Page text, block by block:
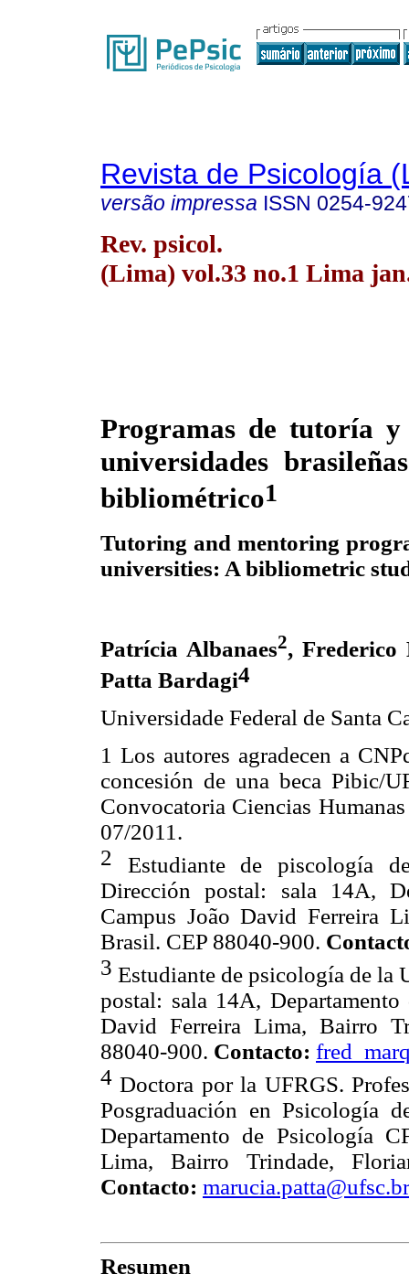
Revista de Psicología
versão impressa ISSN 0254-
Rev. psicol.
(Lima) vol.33 no.1 Lima
Programas de tutoría
universidades
bibliométrico1
Tutoring and mentoring
universities: A bibliometric
Patrícia Albanaes2, Frederico
Patta Bardagi4
Universidade Federal de Santa
1 Los autores agradecen a
concesión de una beca Pibic/
Convocatoria Ciencias
07/2011.
2 Estudiante de piscología
Dirección postal: sala 14A,
Campus João David Ferreira
Brasil. CEP 88040-900.
3 Estudiante de psicología de la
postal: sala 14A,
David Ferreira Lima, Bairro
88040-900. Contacto:
4Doctora por la UFRGS.
Posgraduación en Psicología
Departamento de Psicología
Lima, Bairro Trindade,
Contacto: marucia.patta@ufsc.br
Resumen